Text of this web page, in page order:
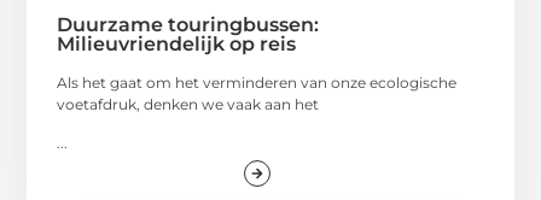
Duurzame touringbussen:
Milieuvriendelijk op reis
Als het gaat om het verminderen van onze ecologische
voetafdruk, denken we vaak aan het
...